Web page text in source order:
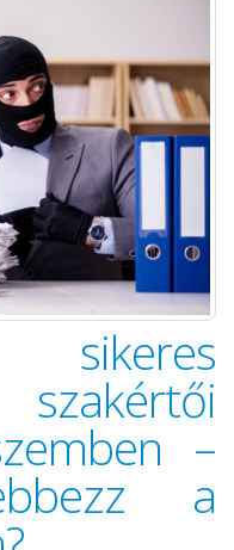
sikeres
–
a